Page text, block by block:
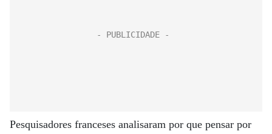
Pesquisadores franceses analisaram por que pensar por